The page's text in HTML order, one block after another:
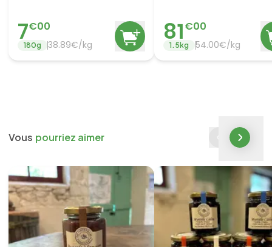
7€00
180g 38.89€/kg 81€00
1.5kg 54.00€/kg
Vous pourriez aimer